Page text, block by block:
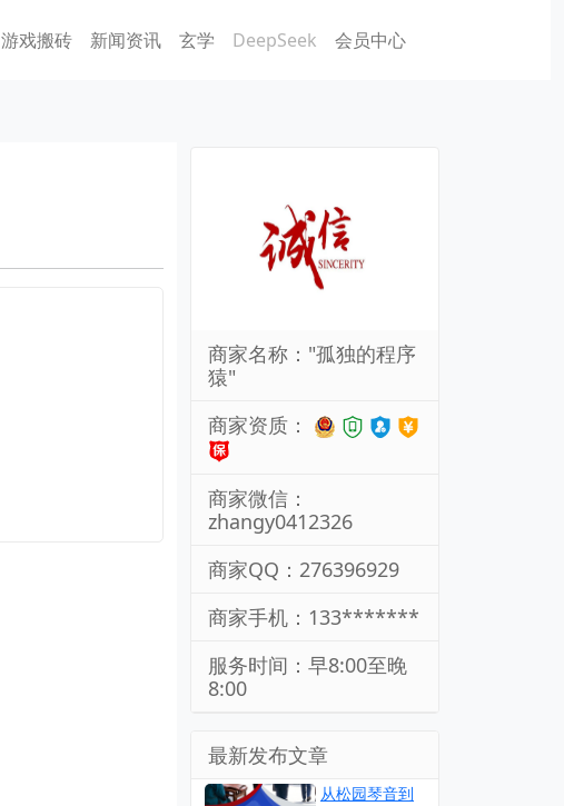
游戏搬砖 新闻资讯 玄学 DeepSeek 会员中心
商家名称："孤独的程序
猿"
商家资质：
商家微信：
zhangy0412326
商家QQ：276396929
商家手机：133*******
服务时间：早8:00至晚
8:00
最新发布文章
从松园琴音到